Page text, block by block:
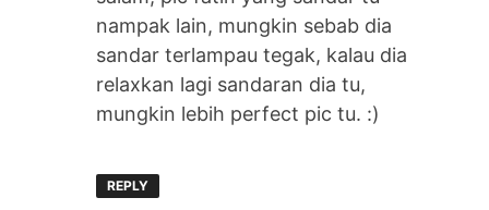
nampak lain, mungkin sebab dia
sandar terlampau tegak, kalau dia
relaxkan lagi sandaran dia tu,
mungkin lebih perfect pic tu. :)
REPLY